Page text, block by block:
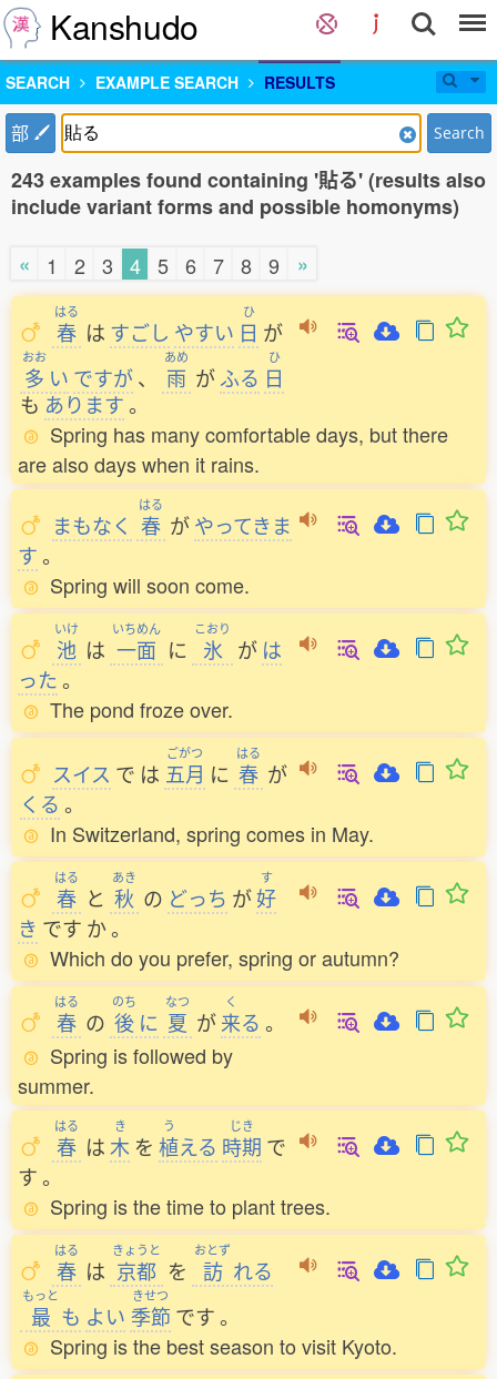
Kanshudo
SEARCH EXAMPLE SEARCH RESULTS
部 Search
243 examples found containing '貼る' (results also
include variant forms and possible homonyms)
« 1 2 3 4 5 6 7 8 9 »
はる
春 は すごし やすい
ひ
日 が
おお
多 い ですが、
あめ
雨 がふる
ひ
日
も あります。
Spring has many comfortable days, but there
are also days when it rains.
まもなく
はる
春 がやってきま
す。
Spring will soon come.
いけ
池 は
いちめん
一面 に
こおり
氷 が は
った。
The pond froze over.
スイス で は
ごがつ
五月 に
はる
春 が
くる 。
In Switzerland, spring comes in May.
はる
春 と
あき
秋 の どっち が
す
好
き です か。
Which do you prefer, spring or autumn?
はる
春 の
のち
後 に
なつ
夏 が
く
来る 。
Spring is followed by
summer.
はる
春 は
き
木 を
う
植える
じき
時期 で
す。
Spring is the time to plant trees.
はる
春 は
きょうと
京都 を
おとず
訪 れる
もっと
最 も よい
きせつ
季節 です。
Spring is the best season to visit Kyoto.